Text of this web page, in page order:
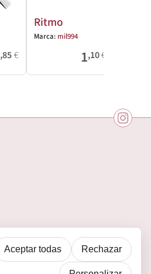
,85€
Ritmo
Marca: mil994
1,10€
Aceptar todas Rechazar